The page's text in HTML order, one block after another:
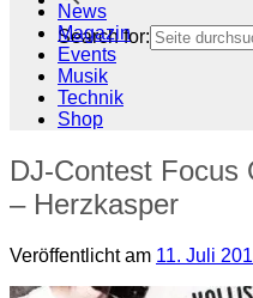
Search for:
News
Magazin
Events
Musik
Technik
Shop
DJ-Contest
– Herzkasper
Veröffentlicht am 11. Juli